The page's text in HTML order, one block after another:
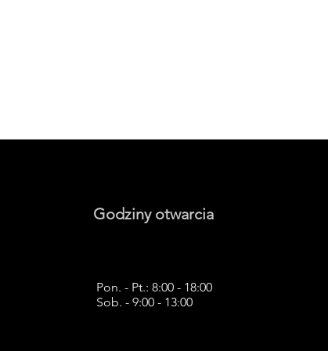
Godziny otwarcia
Pon. - Pt.: 8:00 - 18:00
Sob. - 9:00 - 13:00